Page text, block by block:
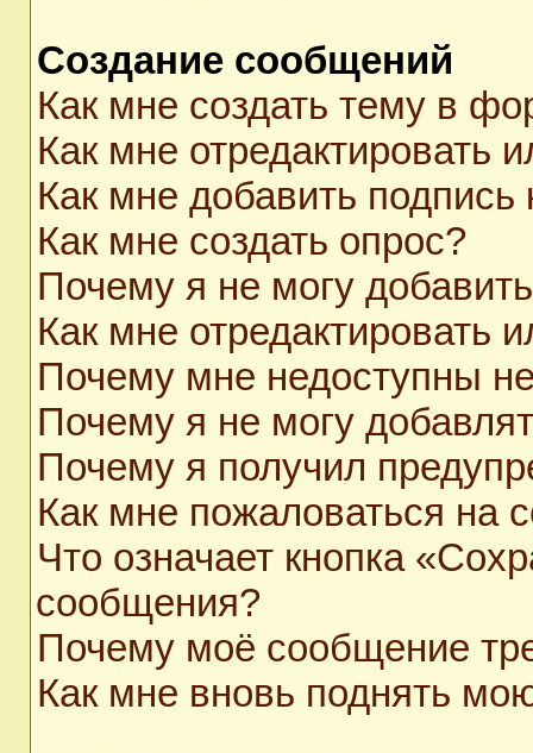
Создание сообщений
Как мне создать тему в
Как мне отредактировать
Как мне добавить
Как мне создать опрос?
Почему я не могу
Как мне отредактировать
Почему мне недоступны
Почему я не могу
Почему я получил
Как мне пожаловаться на
Что означает кнопка
сообщения?
Почему моё сообщение
Как мне вновь поднять